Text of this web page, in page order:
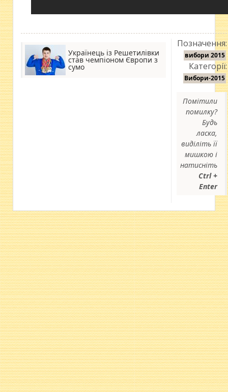
Українець із Решетилівки
став чемпіоном Європи з
сумо
Позначення:
вибори 2015
Категорії:
Вибори-2015
Помітили
помилку?
Будь
ласка,
виділіть її
мишкою і
натисніть
Ctrl +
Enter